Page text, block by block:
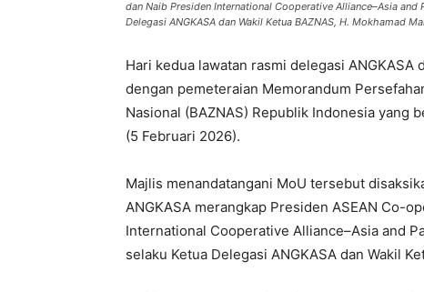
dan Naib Presiden International Cooperative Alliance–Asia
Delegasi ANGKASA dan Wakil Ketua BAZNAS, H. Mokhamad
Hari kedua lawatan rasmi delegasi
dengan pemeteraian Memorandum
Nasional (BAZNAS) Republik Indonesia yang
(5 Februari 2026).
Majlis menandatangani MoU tersebut
ANGKASA merangkap Presiden ASEAN Co-
International Cooperative Alliance–Asia and
selaku Ketua Delegasi ANGKASA dan Wakil